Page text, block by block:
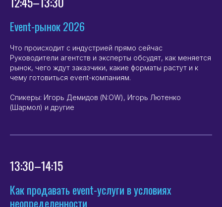
Event-рынок 2026
Что происходит с индустрией прямо сейчас
Руководители агентств и эксперты обсудят, как меняется
рынок, чего ждут заказчики, какие форматы растут и к
чему готовиться event-компаниям.
Спикеры: Игорь Демидов (N:OW), Игорь Лютенко
(Шармол) и другие
13:30–14:15
Как продавать event-услуги в условиях
неопределенности